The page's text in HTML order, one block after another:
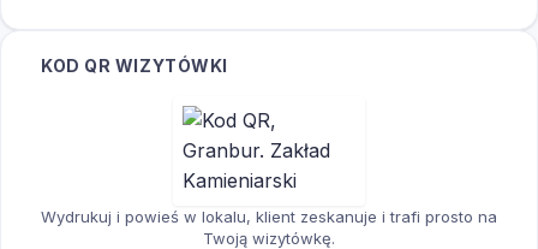
KOD QR WIZYTÓWKI
Wydrukuj i powieś w lokalu, klient zeskanuje i trafi prosto na
Twoją wizytówkę.